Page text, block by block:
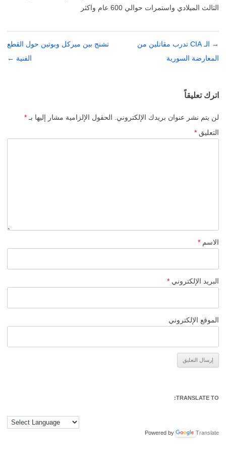
الثالث الميلادي واستمرات حوالي 600 عام واكثر
تصفّح
المقالات
→
الـ CIA تدرب مقاتلين من
المعارضة السورية
تشنج بين ميركل وبوتين حول القطع
الفنية ←
اترك تعليقاً
لن يتم نشر عنوان بريدك الإلكتروني. الحقول الإلزامية مشار إليها بـ *
التعليق *
الاسم *
البريد الإلكتروني *
الموقع الإلكتروني
TRANSLATE TO:
Powered by Translate